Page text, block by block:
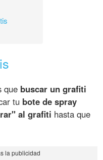
que buscar un grafiti
tu bote de spray
al grafiti hasta que